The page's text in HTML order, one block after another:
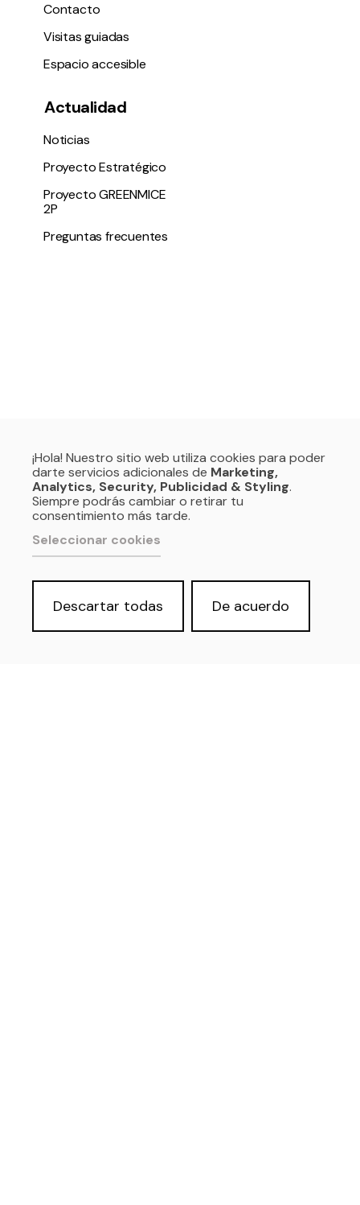
Contacto
Visitas guiadas
Espacio accesible
Actualidad
Noticias
Proyecto Estratégico
Proyecto GREENMICE
2P
Preguntas frecuentes
¡Hola! Nuestro sitio web utiliza cookies para poder
darte servicios adicionales de Marketing,
Analytics, Security, Publicidad & Styling.
Siempre podrás cambiar o retirar tu
consentimiento más tarde.
Seleccionar cookies
Descartar todas De acuerdo